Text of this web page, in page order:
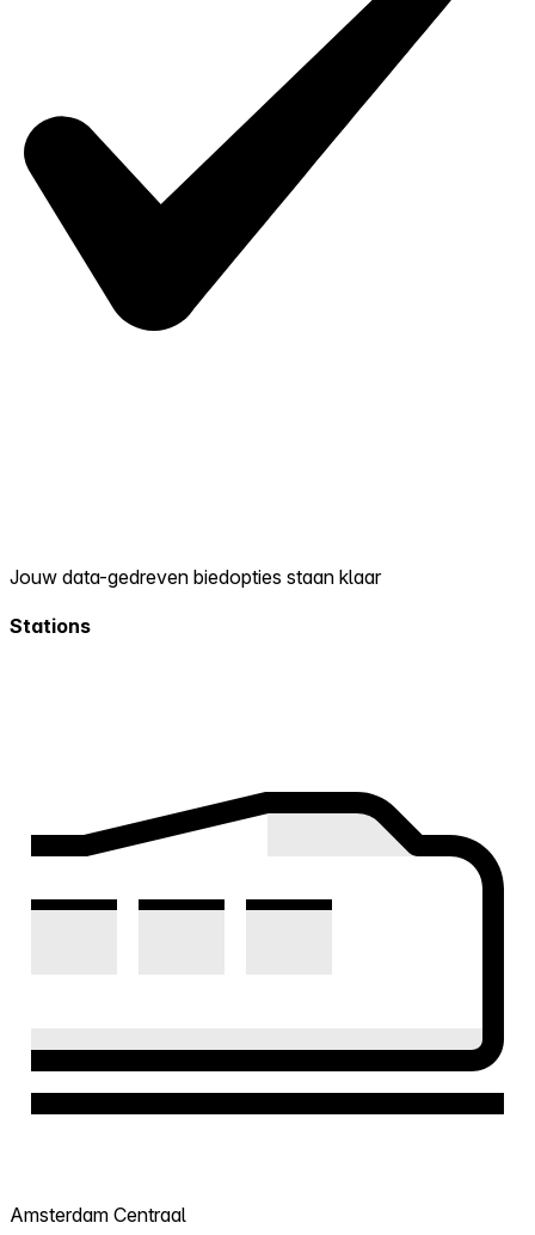
Jouw data-gedreven biedopties staan klaar
Stations
Amsterdam Centraal